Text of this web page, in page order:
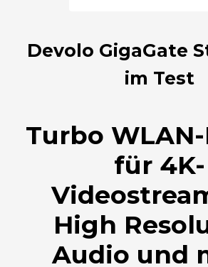
Devolo GigaGate
im Test
Turbo
für 4K-
High
Audio und